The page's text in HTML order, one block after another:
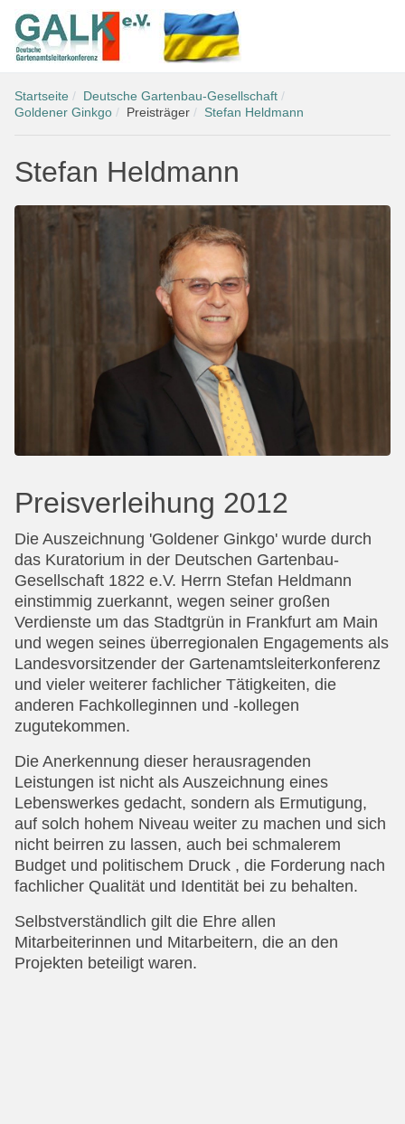
Startseite
Deutsche Gartenbau-Gesellschaft
Goldener Ginkgo
Preisträger Stefan Heldmann
Stefan Heldmann
Preisverleihung 2012
Die Auszeichnung 'Goldener Ginkgo' wurde durch
das Kuratorium in der Deutschen Gartenbau-
Gesellschaft 1822 e.V. Herrn Stefan Heldmann
einstimmig zuerkannt, wegen seiner großen
Verdienste um das Stadtgrün in Frankfurt am Main
und wegen seines überregionalen Engagements als
Landesvorsitzender der Gartenamtsleiterkonferenz
und vieler weiterer fachlicher Tätigkeiten, die
anderen Fachkolleginnen und -kollegen
zugutekommen.
Die Anerkennung dieser herausragenden
Leistungen ist nicht als Auszeichnung eines
Lebenswerkes gedacht, sondern als Ermutigung,
auf solch hohem Niveau weiter zu machen und sich
nicht beirren zu lassen, auch bei schmalerem
Budget und politischem Druck , die Forderung nach
fachlicher Qualität und Identität bei zu behalten.
Selbstverständlich gilt die Ehre allen
Mitarbeiterinnen und Mitarbeitern, die an den
Projekten beteiligt waren.